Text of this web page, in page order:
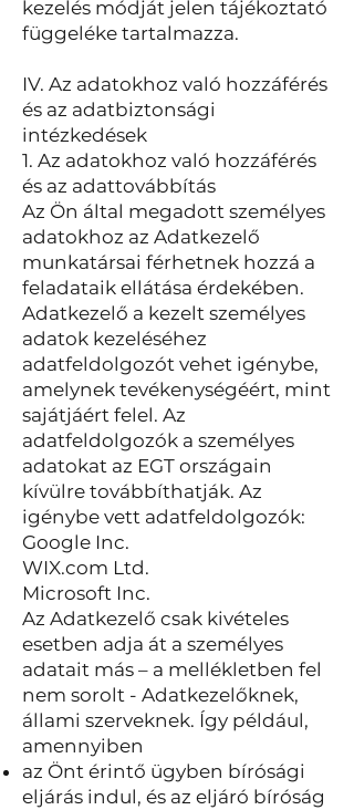
kezelés módját jelen tájékoztató
függeléke tartalmazza.
IV. Az adatokhoz való hozzáférés
és az adatbiztonsági
intézkedések
1. Az adatokhoz való hozzáférés
és az adattovábbítás
Az Ön által megadott személyes
adatokhoz az Adatkezelő
munkatársai férhetnek hozzá a
feladataik ellátása érdekében.
Adatkezelő a kezelt személyes
adatok kezeléséhez
adatfeldolgozót vehet igénybe,
amelynek tevékenységéért, mint
sajátjáért felel. Az
adatfeldolgozók a személyes
adatokat az EGT országain
kívülre továbbíthatják. Az
igénybe vett adatfeldolgozók:
Google Inc.
WIX.com Ltd.
Microsoft Inc.
Az Adatkezelő csak kivételes
esetben adja át a személyes
adatait más – a mellékletben fel
nem sorolt - Adatkezelőknek,
állami szerveknek. Így például,
amennyiben
az Önt érintő ügyben bírósági
eljárás indul, és az eljáró bíróság